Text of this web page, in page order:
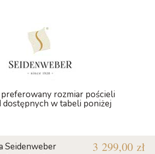
rozmiar pościeli
dostępnych w tabeli poniżej
Seidenweber
3 299,00 zł